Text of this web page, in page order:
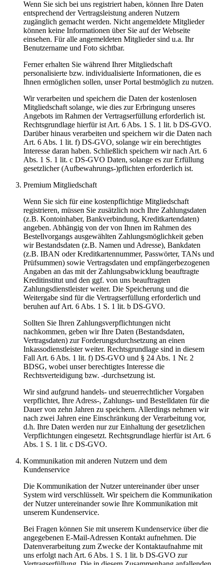
Wenn Sie sich bei uns registriert haben, können Ihre Daten
entsprechend der Vertragsleistung anderen Nutzern
zugänglich gemacht werden. Nicht angemeldete Mitglieder
können keine Informationen über Sie auf der Webseite
einsehen. Für alle angemeldeten Mitglieder sind u.a. Ihr
Benutzername und Foto sichtbar.
Ferner erhalten Sie während Ihrer Mitgliedschaft
personalisierte bzw. individualisierte Informationen, die es
Ihnen ermöglichen sollen, unser Portal bestmöglich zu nutzen.
Wir verarbeiten und speichern die Daten der kostenlosen
Mitgliedschaft solange, wie dies zur Erbringung unseres
Angebots im Rahmen der Vertragserfüllung erforderlich ist.
Rechtsgrundlage hierfür ist Art. 6 Abs. 1 S. 1 lit. b DS-GVO.
Darüber hinaus verarbeiten und speichern wir die Daten nach
Art. 6 Abs. 1 lit. f) DS-GVO, solange wir ein berechtigtes
Interesse daran haben. Schließlich speichern wir nach Art. 6
Abs. 1 S. 1 lit. c DS-GVO Daten, solange es zur Erfüllung
gesetzlicher (Aufbewahrungs-)pflichten erforderlich ist.
Premium Mitgliedschaft
Wenn Sie sich für eine kostenpflichtige Mitgliedschaft
registrieren, müssen Sie zusätzlich noch Ihre Zahlungsdaten
(z.B. Kontoinhaber, Bankverbindung, Kreditkartendaten)
angeben. Abhängig von der von Ihnen im Rahmen des
Bestellvorgangs ausgewählten Zahlungsmöglichkeit geben
wir Bestandsdaten (z.B. Namen und Adresse), Bankdaten
(z.B. IBAN oder Kreditkartennummer, Passwörter, TANs und
Prüfsummen) sowie Vertragsdaten und empfängerbezogenen
Angaben an das mit der Zahlungsabwicklung beauftragte
Kreditinstitut und den ggf. von uns beauftragten
Zahlungsdienstleister weiter. Die Speicherung und die
Weitergabe sind für die Vertragserfüllung erforderlich und
beruhen auf Art. 6 Abs. 1 S. 1 lit. b DS-GVO.
Sollten Sie Ihren Zahlungsverpflichtungen nicht
nachkommen, geben wir Ihre Daten (Bestandsdaten,
Vertragsdaten) zur Forderungsdurchsetzung an einen
Inkassodienstleister weiter. Rechtsgrundlage sind in diesem
Fall Art. 6 Abs. 1 lit. f) DS-GVO und § 24 Abs. 1 Nr. 2
BDSG, wobei unser berechtigtes Interesse die
Rechtsverteidigung bzw. -durchsetzung ist.
Wir sind aufgrund handels- und steuerrechtlicher Vorgaben
verpflichtet, Ihre Adress-, Zahlungs- und Bestelldaten für die
Dauer von zehn Jahren zu speichern. Allerdings nehmen wir
nach zwei Jahren eine Einschränkung der Verarbeitung vor,
d.h. Ihre Daten werden nur zur Einhaltung der gesetzlichen
Verpflichtungen eingesetzt. Rechtsgrundlage hierfür ist Art. 6
Abs. 1 S. 1 lit. c DS-GVO.
Kommunikation mit anderen Nutzern und dem
Kundenservice
Die Kommunikation der Nutzer untereinander über unser
System wird verschlüsselt. Wir speichern die Kommunikation
der Nutzer untereinander sowie Ihre Kommunikation mit
unserem Kundenservice.
Bei Fragen können Sie mit unserem Kundenservice über die
angegebenen E-Mail-Adressen Kontakt aufnehmen. Die
Datenverarbeitung zum Zwecke der Kontaktaufnahme mit
uns erfolgt nach Art. 6 Abs. 1 S. 1 lit. b DS-GVO zur